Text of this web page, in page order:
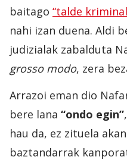
baitago “talde
nahi izan duena. Aldi
judizialak zabalduta
grosso modo, zera
Arrazoi eman dio
bere lana “ondo egin”
hau da, ez zituela
baztandarrak